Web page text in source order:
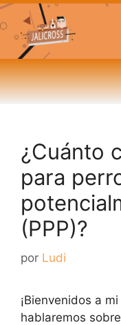
¿Cuánto
para
(PPP)?
por Ludi
¡Bienvenidos a
hablaremos